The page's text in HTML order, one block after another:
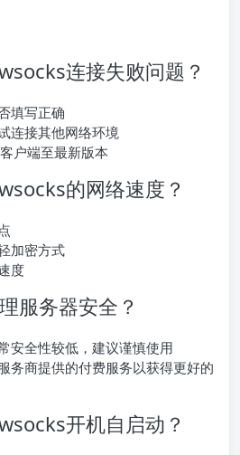
连接失败问题？
填写正确
连接其他网络环境
户端至最新版本
的网络速度？
加密方式
度
服务器安全？
安全性较低，建议谨慎使用
务商提供的付费服务以获得更好的
开机自启动？